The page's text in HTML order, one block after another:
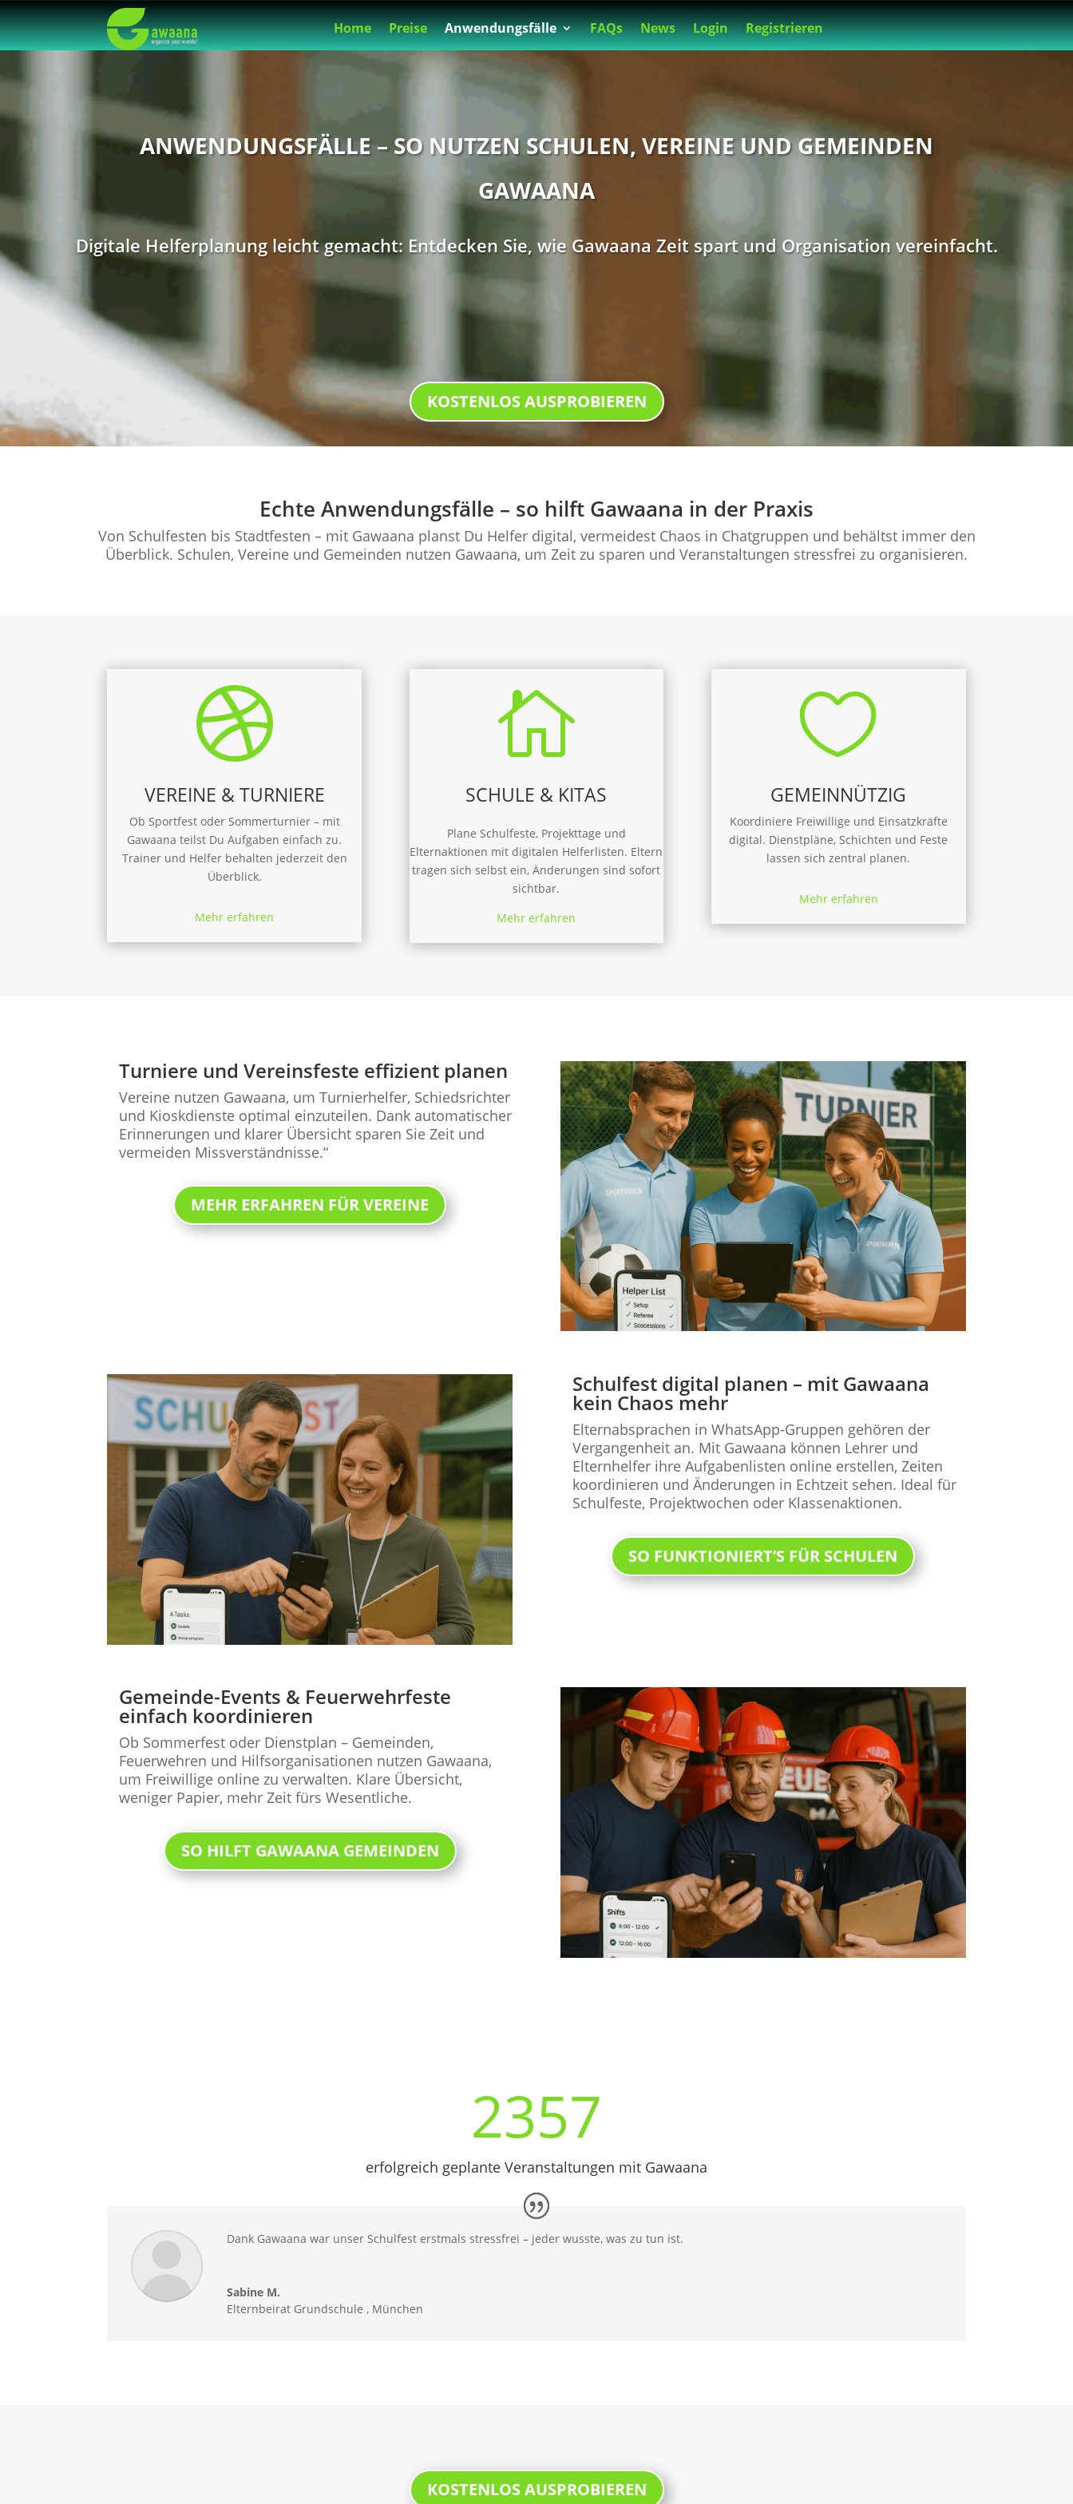
Home Preise Anwendungsfälle FAQs News Login Registrieren
ANWENDUNGSFÄLLE – SO NUTZEN SCHULEN, VEREINE UND GEMEINDEN
GAWAANA
Digitale Helferplanung leicht gemacht: Entdecken Sie, wie Gawaana Zeit spart und Organisation vereinfacht.
KOSTENLOS AUSPROBIEREN
Echte Anwendungsfälle – so hilft Gawaana in der Praxis
Von Schulfesten bis Stadtfesten – mit Gawaana planst Du Helfer digital, vermeidest Chaos in Chatgruppen und behältst immer den
Überblick. Schulen, Vereine und Gemeinden nutzen Gawaana, um Zeit zu sparen und Veranstaltungen stressfrei zu organisieren.

VEREINE & TURNIERE
Ob Sportfest oder Sommerturnier – mit
Gawaana teilst Du Aufgaben einfach zu.
Trainer und Helfer behalten jederzeit den
Überblick.
Mehr erfahren

SCHULE & KITAS
Plane Schulfeste, Projekttage und
Elternaktionen mit digitalen Helferlisten. Eltern
tragen sich selbst ein, Änderungen sind sofort
sichtbar.
Mehr erfahren

GEMEINNÜTZIG
Koordiniere Freiwillige und Einsatzkräfte
digital. Dienstpläne, Schichten und Feste
lassen sich zentral planen.
Mehr erfahren
Turniere und Vereinsfeste effizient planen
Vereine nutzen Gawaana, um Turnierhelfer, Schiedsrichter
und Kioskdienste optimal einzuteilen. Dank automatischer
Erinnerungen und klarer Übersicht sparen Sie Zeit und
vermeiden Missverständnisse.“
MEHR ERFAHREN FÜR VEREINE
Schulfest digital planen – mit Gawaana
kein Chaos mehr
Elternabsprachen in WhatsApp-Gruppen gehören der
Vergangenheit an. Mit Gawaana können Lehrer und
Elternhelfer ihre Aufgabenlisten online erstellen, Zeiten
koordinieren und Änderungen in Echtzeit sehen. Ideal für
Schulfeste, Projektwochen oder Klassenaktionen.
SO FUNKTIONIERT’S FÜR SCHULEN
Gemeinde-Events & Feuerwehrfeste
einfach koordinieren
Ob Sommerfest oder Dienstplan – Gemeinden,
Feuerwehren und Hilfsorganisationen nutzen Gawaana,
um Freiwillige online zu verwalten. Klare Übersicht,
weniger Papier, mehr Zeit fürs Wesentliche.
SO HILFT GAWAANA GEMEINDEN
+2500
erfolgreich geplante Veranstaltungen mit Gawaana
Dank Gawaana war unser Schulfest erstmals stressfrei – jeder wusste, was zu tun ist.
Sabine M.
Elternbeirat Grundschule, München
KOSTENLOS AUSPROBIEREN